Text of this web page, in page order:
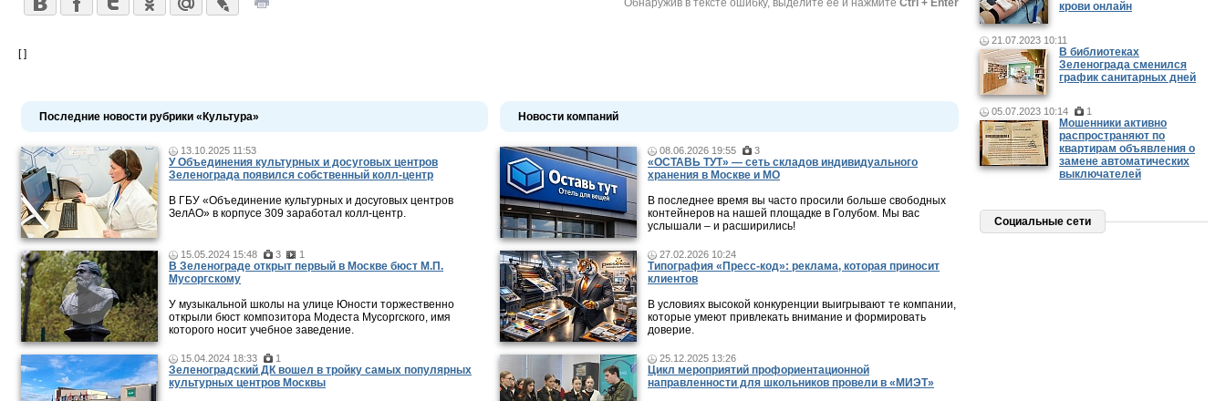
Обнаружив в тексте ошибку, выделите ее и нажмите Ctrl + Enter
[ ]
Последние новости рубрики «Культура»
13.10.2025 11:53
У Объединения культурных и досуговых центров
Зеленограда появился собственный колл-центр
В ГБУ «Объединение культурных и досуговых центров
ЗелАО» в корпусе 309 заработал колл-центр.
15.05.2024 15:48 3 1
В Зеленограде открыт первый в Москве бюст М.П.
Мусоргскому
У музыкальной школы на улице Юности торжественно
открыли бюст композитора Модеста Мусоргского, имя
которого носит учебное заведение.
15.04.2024 18:33 1
Зеленоградский ДК вошел в тройку самых популярных
культурных центров Москвы
Новости компаний
08.06.2026 19:55 3
«ОСТАВЬ ТУТ» — сеть складов индивидуального
хранения в Москве и МО
В последнее время вы часто просили больше свободных
контейнеров на нашей площадке в Голубом. Мы вас
услышали – и расширились!
27.02.2026 10:24
Типография «Пресс-код»: реклама, которая приносит
клиентов
В условиях высокой конкуренции выигрывают те компании,
которые умеют привлекать внимание и формировать
доверие.
25.12.2025 13:26
Цикл мероприятий профориентационной
направленности для школьников провели в «МИЭТ»
крови онлайн
21.07.2023 10:11
В библиотеках
Зеленограда сменился
график санитарных дней
05.07.2023 10:14 1
Мошенники активно
распространяют по
квартирам объявления о
замене автоматических
выключателей
Социальные сети